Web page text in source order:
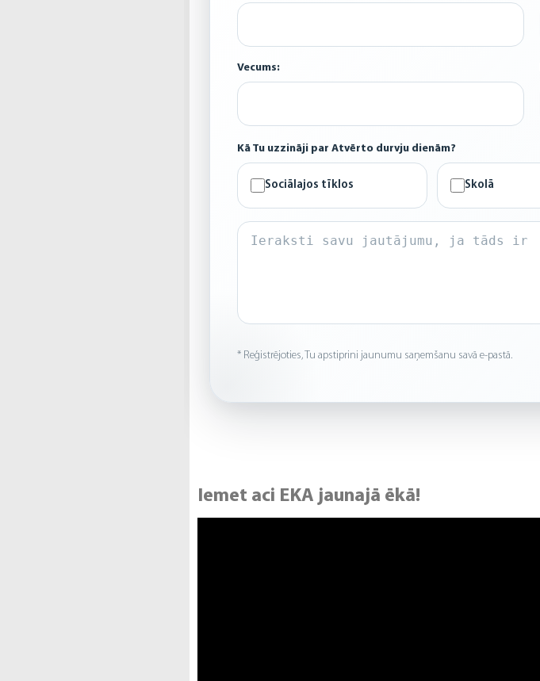
Vecums:
Kā Tu uzzināji par Atvērto durvju dienām?
Sociālajos tīklos Skolā
* Reģistrējoties, Tu apstiprini jaunumu saņemšanu savā e-pastā.
Iemet aci EKA jaunajā ēkā!